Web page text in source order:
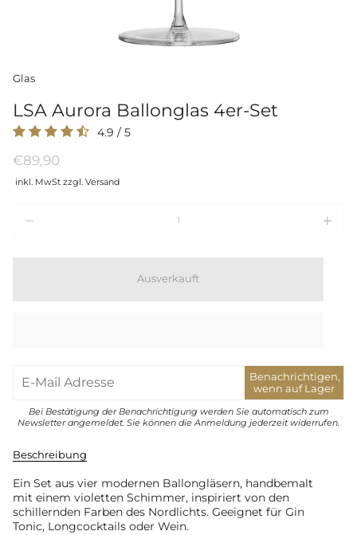
Glas
LSA Aurora Ballonglas 4er-Set
4.9 / 5
€89,90
inkl. MwSt zzgl. Versand
Ausverkauft
Benachrichtigen,
wenn auf Lager
Bei Bestätigung der Benachrichtigung werden Sie automatisch zum
Newsletter angemeldet. Sie können die Anmeldung jederzeit widerrufen.
Beschreibung
Ein Set aus vier modernen Ballongläsern, handbemalt
mit einem violetten Schimmer, inspiriert von den
schillernden Farben des Nordlichts. Geeignet für Gin
Tonic, Longcocktails oder Wein.